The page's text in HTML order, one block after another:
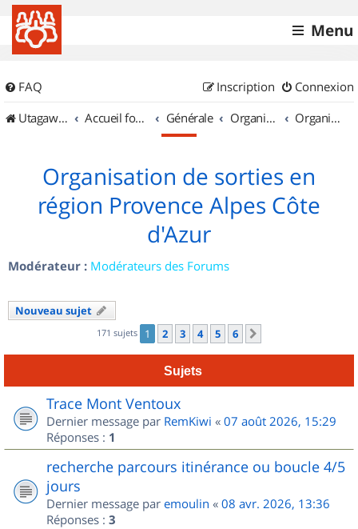
Menu
FAQ Connexion
Inscription
UtagawaVTT (Randos VTT et VTTAE avec traces GPS)
Accueil forum Générale Organisation de sorties & Recherche de partenaires Organisation de sorties en région Provence Alpes Côte d'Azur
Organisation de sorties en
région Provence Alpes Côte
d'Azur
Modérateur : Modérateurs des Forums
Nouveau sujet
171 sujets 1 2 3 4 5 6
Sujets
Trace Mont Ventoux
Dernier message par RemKiwi « 07 août 2026, 15:29
Réponses : 1
recherche parcours itinérance ou boucle 4/5
jours
Dernier message par emoulin « 08 avr. 2026, 13:36
Réponses : 3